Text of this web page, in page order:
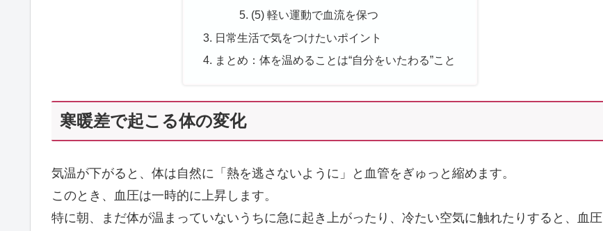
(5) 軽い運動で血流を保つ
日常生活で気をつけたいポイント
まとめ：体を温めることは“自分をいたわる”こと
寒暖差で起こる体の変化
気温が下がると、体は自然に「熱を逃さないように」と血管をぎゅっと縮めます。
このとき、血圧は一時的に上昇します。
特に朝、まだ体が温まっていないうちに急に起き上がったり、冷たい空気に触れたりすると、血圧